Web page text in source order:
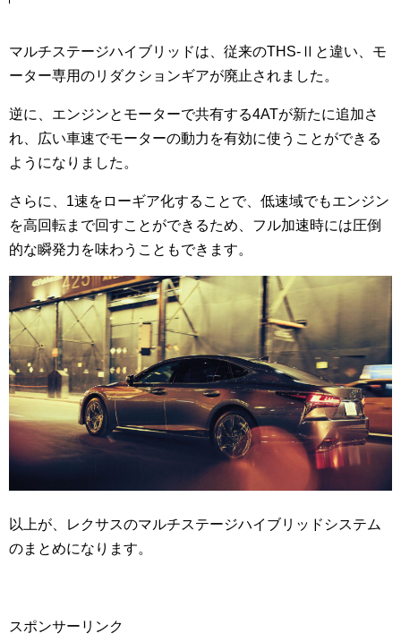
マルチステージハイブリッドは、従来のTHS-Ⅱと違い、モ
ーター専用のリダクションギアが廃止されました。
逆に、エンジンとモーターで共有する4ATが新たに追加さ
れ、広い車速でモーターの動力を有効に使うことができる
ようになりました。
さらに、1速をローギア化することで、低速域でもエンジン
を高回転まで回すことができるため、フル加速時には圧倒
的な瞬発力を味わうこともできます。
以上が、レクサスのマルチステージハイブリッドシステム
のまとめになります。
スポンサーリンク